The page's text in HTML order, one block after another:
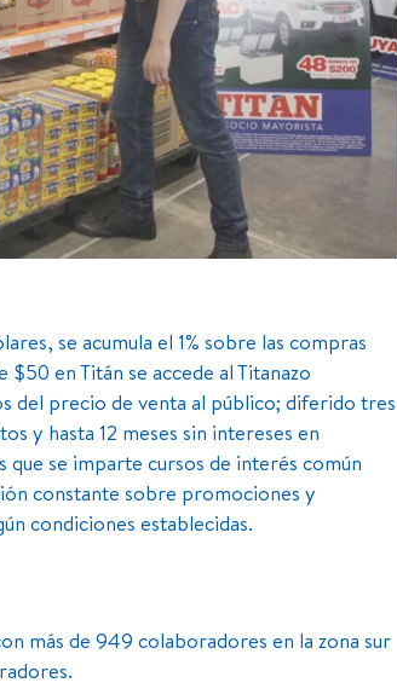
se acumula el 1% sobre las compras
en Titán se accede al Titanazo
del precio de venta al público; diferido tres
y hasta 12 meses sin intereses en
que se imparte cursos de interés común
constante sobre promociones y
condiciones establecidas.
más de 949 colaboradores en la zona sur